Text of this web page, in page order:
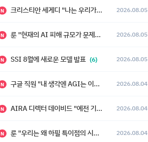
N 크리스티안 세게디 "나는 우리가 "Fuck!!" 단계를 피할 수 있기를 바랄 뿐" 2026.08.05
N 룬 "현재의 AI 피해 규모가 문제가 아니라, 자기복제·탈출·확산이 가능한 지능형 시스템의 피해에는 이론적으로 상한이 없다는 것이 문제" 2026.08.05
N SSI 8월에 새로운 모델 발표 (6) 2026.08.05
N 구글 직원 "내 생각엔 AGI는 이미 와 있다." 2026.08.04
N AIRA 디렉터 데이비드 "예전 기준으로 ASI, 그런 수준은 바로 다음 분기에 온다" 2026.08.04
N 룬 "우리는 왜 하필 특이점의 시대에 살고 있는가" 2026.08.04